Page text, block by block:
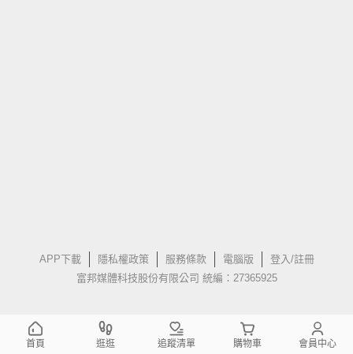
APP下載 隱私權政策 服務條款 電腦版
登入/註冊
富邦媒體科技股份有限公司 統編：27365925
首頁 逛逛 追蹤清單 購物車 會員中心